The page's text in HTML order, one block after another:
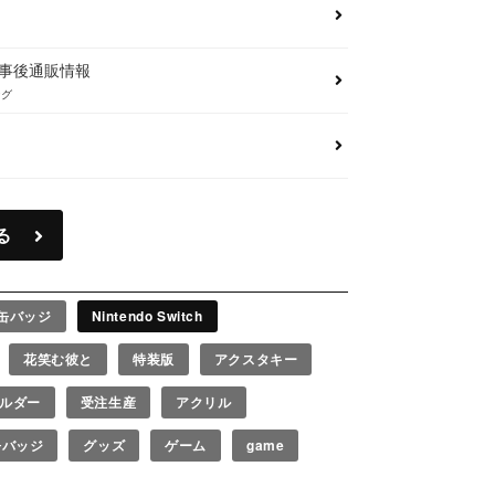
後通販情報
バッジ Nintendo Switch
花笑む彼と 特装版 アクスタキー
ダー 受注生産 アクリル
ッジ グッズ ゲーム game